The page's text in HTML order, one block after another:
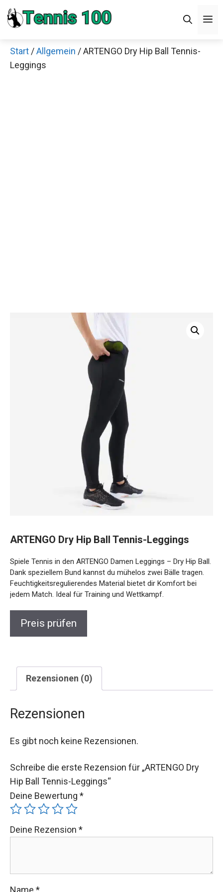
Zum
Inhalt
Start /Allgemein / ARTENGO Dry Hip Ball Tennis-
Leggings
ARTENGO Dry Hip Ball Tennis-Leggings
Spiele Tennis in den ARTENGO Damen Leggings – Dry Hip Ball.
Dank speziellem Bund kannst du mühelos zwei Bälle tragen.
Feuchtigkeitsregulierendes Material bietet dir Komfort bei
jedem Match. Ideal für Training und Wettkampf.
Preis prüfen
Rezensionen (0)
Rezensionen
Es gibt noch keine Rezensionen.
Schreibe die erste Rezension für „ARTENGO Dry
Hip Ball Tennis-Leggings“
Deine Bewertung *
Deine Rezension *
Name *